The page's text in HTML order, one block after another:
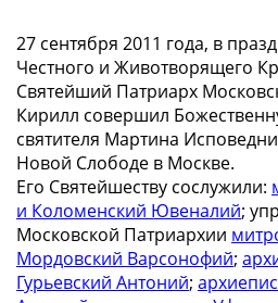
27 сентября 2011 года, в
Честного и Животворящего
Святейший Патриарх
Кирилл совершил
святителя Мартина
Новой Слободе в Москве.
Его Святейшеству сослужили:
и Коломенский Ювеналий;
Московской Патриархии
Мордовский Варсонофий;
Гурьевский Антоний;